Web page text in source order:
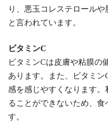
り、悪玉コレステロール
と言われています。
ビタミンC
ビタミンCは皮膚や粘膜の
あります。また、ビタミ
感を感じやすくなります
ることができないため、
す。